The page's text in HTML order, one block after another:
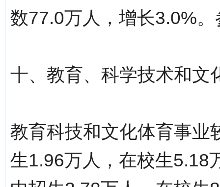
数77.0万人，增长3.0%
十、教育、科学技术和文
教育科技和文化体育事业
生1.96万人，在校生5.18